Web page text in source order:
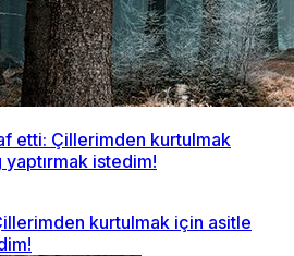
kurtulmak için asitle